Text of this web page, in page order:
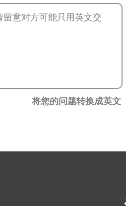
将您的问题转换成英文